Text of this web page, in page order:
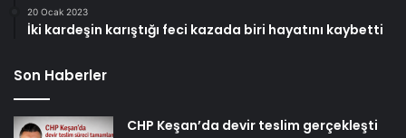
20 Ocak 2023
İki kardeşin karıştığı feci kazada biri hayatını kaybetti
Son Haberler
CHP Keşan’da devir teslim gerçekleşti